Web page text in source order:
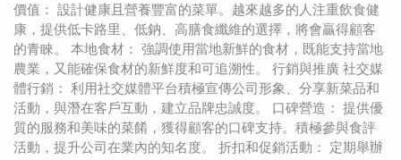
價值： 設計健康且營養豐富的菜單。越來越多的人注重飲食健
康，提供低卡路里、低鈉、高膳食纖維的選擇，將會贏得顧客
的青睞。 本地食材： 強調使用當地新鮮的食材，既能支持當地
農業，又能確保食材的新鮮度和可追溯性。 行銷與推廣 社交媒
體行銷： 利用社交媒體平台積極宣傳公司形象、分享新菜品和
活動，與潛在客戶互動，建立品牌忠誠度。 口碑營造： 提供優
質的服務和美味的菜餚，獲得顧客的口碑支持。積極參與食評
活動，提升公司在業內的知名度。 折扣和促銷活動： 定期舉辦